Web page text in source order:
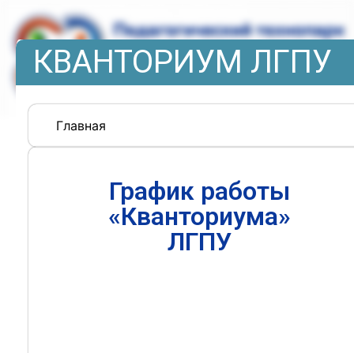
КВАНТОРИУМ ЛГПУ
Главная
График работы
«Кванториума»
ЛГПУ